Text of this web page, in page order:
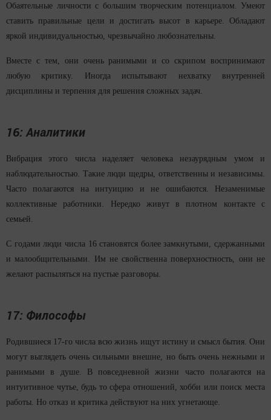
Обаятельные личности с большим творческим потенциалом. Умеют
ставить правильные цели и достигать высот в карьере. Обладают
яркой индивидуальностью, чрезвычайно любознательны.
Вместе с тем, они очень ранимыми и со скрипом воспринимают
любую критику. Иногда испытывают нехватку внутренней
дисциплины и терпения для решения сложных задач.
16: Аналитики
Вибрация этого числа наделяет человека незаурядным умом и
наблюдательностью. Такие люди щедры, ответственны и независимы.
Часто полагаются на интуицию и не ошибаются. Незаменимые
коллективные работники. Нередко живут в плотном контакте с
семьей.
С годами люди числа 16 становятся более замкнутыми, сдержанными
и малообщительными. Им не свойственна поверхностность, они не
желают распыляться на пустые разговоры.
17: Философы
Родившиеся 17-го числа всю жизнь ищут истину и смысл бытия. Они
могут выглядеть очень сильными внешне, но быть очень нежными и
ранимыми в душе. В повседневной жизни часто полагаются на
интуитивное чутье, будь то сфера отношений, хобби или поиск места
работы. Но отказ и критика действуют на них угнетающе.